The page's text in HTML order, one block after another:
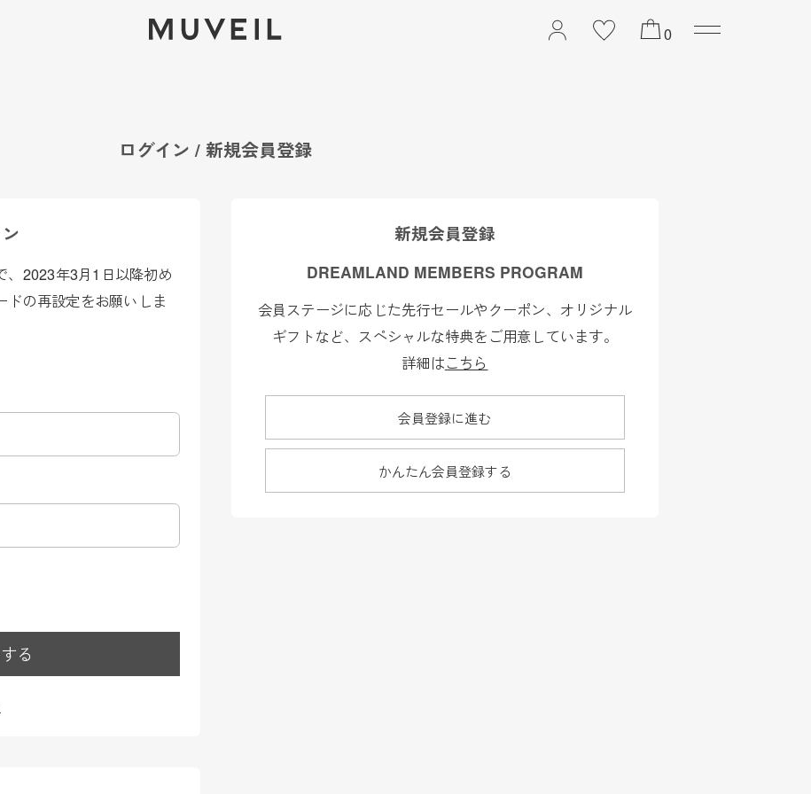
2026 AUTUMN WINTER COLLECTION 2026 PREFALL
0
ログイン / 新規会員登録
、2023年3月1日以降初め
ドの再設定をお願いしま
る
新規会員登録
DREAMLAND MEMBERS PROGRAM
会員ステージに応じた先行セールやクーポン、オリジナル
ギフトなど、スペシャルな特典をご用意しています。
詳細はこちら
会員登録に進む
かんたん会員登録する